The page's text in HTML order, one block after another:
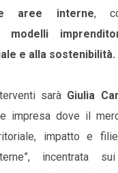
aree interne,
modelli
e alla sostenibilità.
sarà Giulia
impresa dove il
impatto e
incentrata